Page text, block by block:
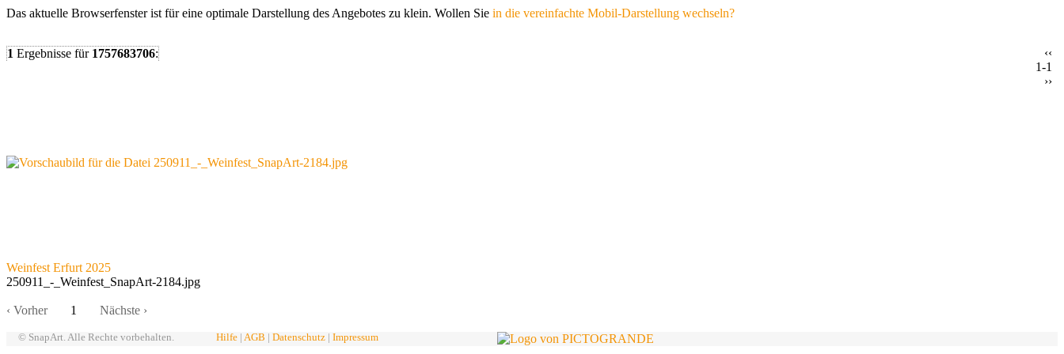
Das aktuelle Browserfenster ist für eine optimale Darstellung des Angebotes zu klein. Wollen Sie in die vereinfachte Mobil-Darstellung wechseln?
1 Ergebnisse für 1757683706:
‹‹
1-1
››
Weinfest Erfurt 2025
250911_-_Weinfest_SnapArt-2184.jpg
‹ Vorher 1 Nächste ›
© SnapArt. Alle Rechte vorbehalten. Hilfe AGB Datenschutz Impressum